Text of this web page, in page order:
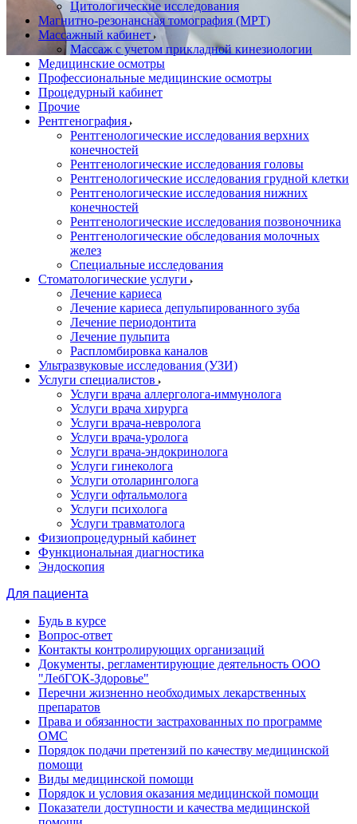
Цитологические исследования
Магнитно-резонансная томография (МРТ)
Массажный кабинет
Массаж с учетом прикладной кинезиологии
Медицинские осмотры
Профессиональные медицинские осмотры
Процедурный кабинет
Прочие
Рентгенография
Рентгенологические исследования верхних
конечностей
Рентгенологические исследования головы
Рентгенологические исследования грудной клетки
Рентгенологические исследования нижних
конечностей
Рентгенологические исследования позвоночника
Рентгенологические обследования молочных
желез
Специальные исследования
Стоматологические услуги
Лечение кариеса
Лечение кариеса депульпированного зуба
Лечение периодонтита
Лечение пульпита
Распломбировка каналов
Ультразвуковые исследования (УЗИ)
Услуги специалистов
Услуги врача аллерголога-иммунолога
Услуги врача хирурга
Услуги врача-невролога
Услуги врача-уролога
Услуги врача-эндокринолога
Услуги гинеколога
Услуги отоларинголога
Услуги офтальмолога
Услуги психолога
Услуги травматолога
Физиопроцедурный кабинет
Функциональная диагностика
Эндоскопия
Для пациента
Будь в курсе
Вопрос-ответ
Контакты контролирующих организаций
Документы, регламентирующие деятельность ООО
"ЛебГОК-Здоровье"
Перечни жизненно необходимых лекарственных
препаратов
Права и обязанности застрахованных по программе
ОМС
Порядок подачи претензий по качеству медицинской
помощи
Виды медицинской помощи
Порядок и условия оказания медицинской помощи
Показатели доступности и качества медицинской